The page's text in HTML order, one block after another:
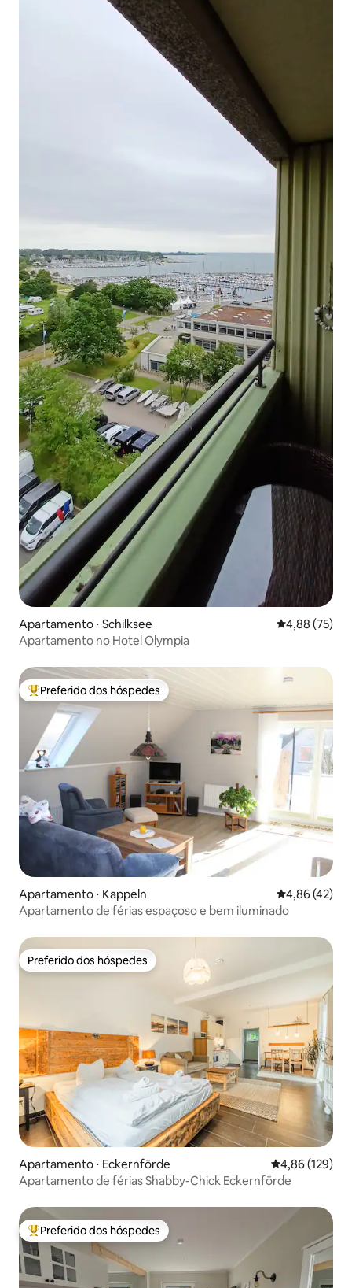
Apartamento ⋅ Schilksee 4,88 de uma
4,88 (75)
Apartamento no Hotel Olympia
Entre os melhores preferidos dos hóspedes
Preferido dos hóspedes
Apartamento ⋅ Kappeln 4,86 de uma
4,86 (42)
Apartamento de férias espaçoso e bem iluminado
Preferido dos hóspedes
Preferido dos hóspedes
Apartamento ⋅ Eckernförde 4,86 de uma
4,86 (129)
Apartamento de férias Shabby-Chick Eckernförde
Entre os melhores preferidos dos hóspedes
Preferido dos hóspedes